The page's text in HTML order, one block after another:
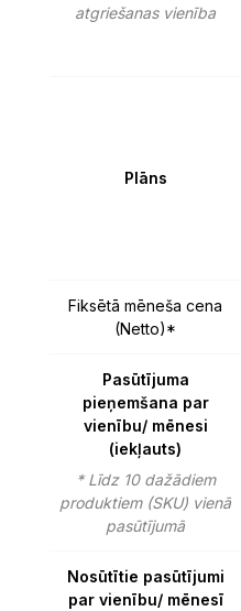
atgriešanas vienība
Plāns
Fiksētā mēneša cena
(Netto)*
Pasūtījuma
pieņemšana par
vienību/ mēnesi
(iekļauts)
* Līdz 10 dažādiem
produktiem (SKU) vienā
pasūtījumā
Nosūtītie pasūtījumi
par vienību/ mēnesī